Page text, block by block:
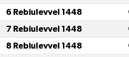
6 Rebiulevvel 1448
7 Rebiulevvel 1448
8 Rebiulevvel 1448